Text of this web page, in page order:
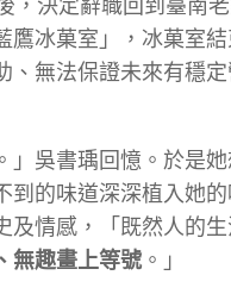
，決定辭職回到臺南
冰菓室」，冰菓室
無法保證未來有穩
」吳書瑀回憶。於是
的味道深深植入她
情感，「既然人的生
無趣畫上等號 。」